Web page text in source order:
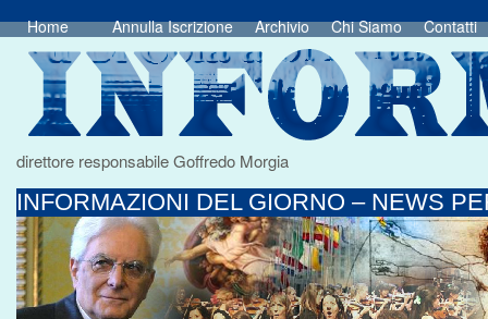
Home Annulla Iscrizione Archivio Chi Siamo Contatti
direttore responsabile Goffredo Morgia
INFORMAZIONI DEL GIORNO – NEWS